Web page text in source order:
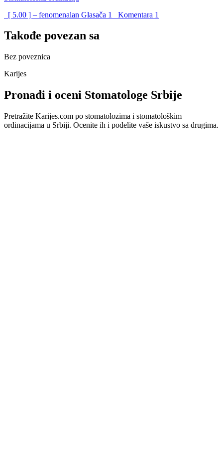
[ 5.00 ] – fenomenalan Glasača 1 Komentara 1
Takođe povezan sa
Bez poveznica
Karijes
Pronađi i oceni Stomatologe Srbije
Pretražite Karijes.com po stomatolozima i stomatološkim
ordinacijama u Srbiji. Ocenite ih i podelite vaše iskustvo sa drugima.